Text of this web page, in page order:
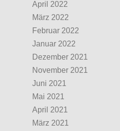
April 2022
März 2022
Februar 2022
Januar 2022
Dezember 2021
November 2021
Juni 2021
Mai 2021
April 2021
März 2021